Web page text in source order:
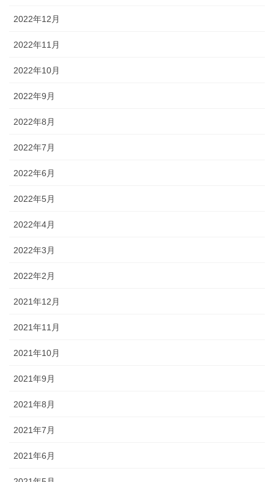
2022年12月
2022年11月
2022年10月
2022年9月
2022年8月
2022年7月
2022年6月
2022年5月
2022年4月
2022年3月
2022年2月
2021年12月
2021年11月
2021年10月
2021年9月
2021年8月
2021年7月
2021年6月